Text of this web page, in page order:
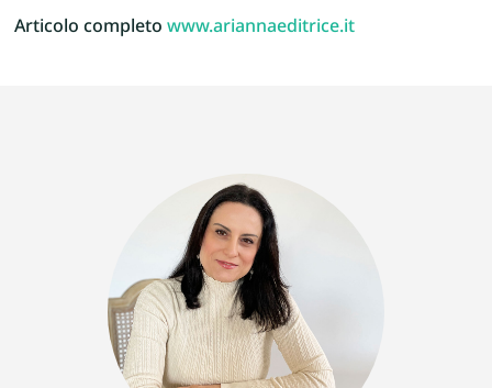
Articolo completowww.ariannaeditrice.it